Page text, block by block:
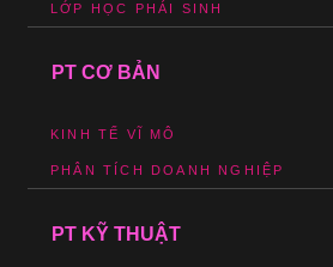
LỚP HỌC PHÁI SINH
PT CƠ BẢN
KINH TẾ VĨ MÔ
PHÂN TÍCH DOANH NGHIỆP
PT KỸ THUẬT